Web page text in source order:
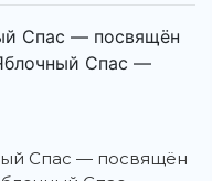
Спас — посвящён
Спас —
Спас — посвящён